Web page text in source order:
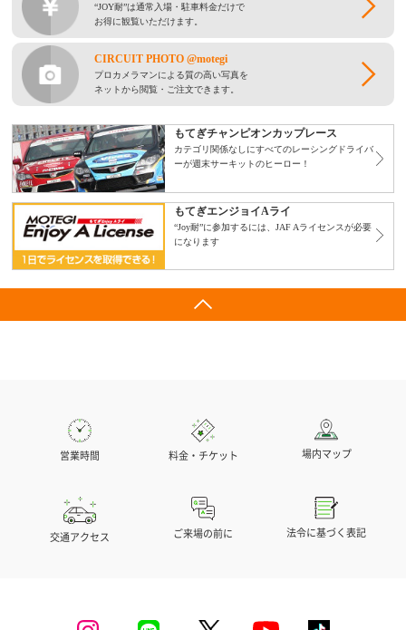
“JOY耐”は通常入場・駐車料金だけで
お得に観覧いただけます。
CIRCUIT PHOTO @motegi
プロカメラマンによる質の高い写真を
ネットから閲覧・ご注文できます。
もてぎチャンピオンカップレース
カテゴリ関係なしにすべてのレーシングドライバ
ーが週末サーキットのヒーロー！
もてぎエンジョイAライ
“Joy耐”に参加するには、JAF Aライセンスが必要
になります
営業時間 料金・チケット 場内マップ
交通アクセス ご来場の前に 法令に基づく表記